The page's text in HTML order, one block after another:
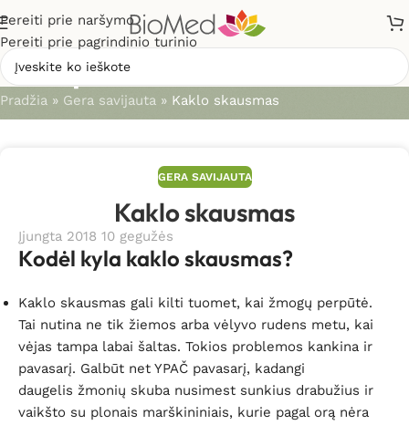
Pereiti prie naršymo
Pereiti prie pagrindinio turinio
Straipsniai
Pradžia » Gera savijauta » Kaklo skausmas
GERA SAVIJAUTA
Kaklo skausmas
Įjungta 2018 10 gegužės
Kodėl kyla kaklo skausmas?
Kaklo skausmas gali kilti tuomet, kai žmogų perpūtė.
Tai nutina ne tik žiemos arba vėlyvo rudens metu, kai
vėjas tampa labai šaltas. Tokios problemos kankina ir
pavasarį. Galbūt net YPAČ pavasarį, kadangi
daugelis žmonių skuba nusimest sunkius drabužius ir
vaikšto su plonais marškininiais, kurie pagal orą nėra